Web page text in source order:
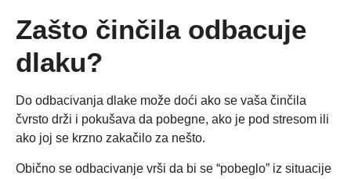
Zašto činčila odbacuje
dlaku?
Do odbacivanja dlake može doći ako se vaša činčila
čvrsto drži i pokušava da pobegne, ako je pod stresom ili
ako joj se krzno zakačilo za nešto.
Obično se odbacivanje vrši da bi se “pobeglo” iz situacije